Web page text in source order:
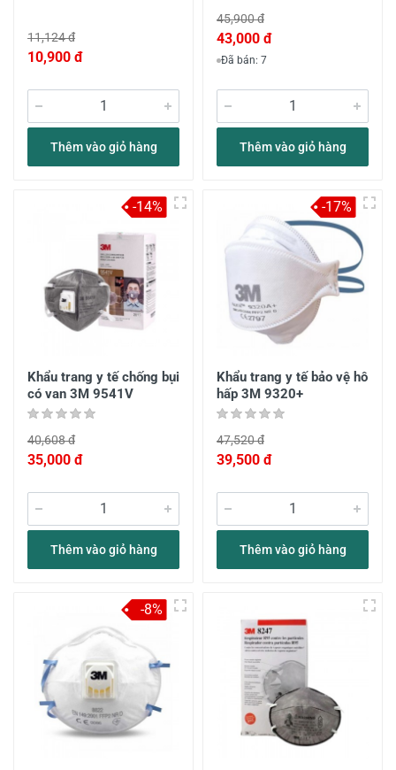
11,124 đ
10,900 đ
Thêm vào giỏ hàng
45,900 đ
43,000 đ
Đã bán: 7
Thêm vào giỏ hàng
Khẩu trang y tế chống bụi
có van 3M 9541V
40,608 đ
35,000 đ
Thêm vào giỏ hàng
-14%
Khẩu trang y tế bảo vệ hô
hấp 3M 9320+
47,520 đ
39,500 đ
Thêm vào giỏ hàng
-17%
-8%